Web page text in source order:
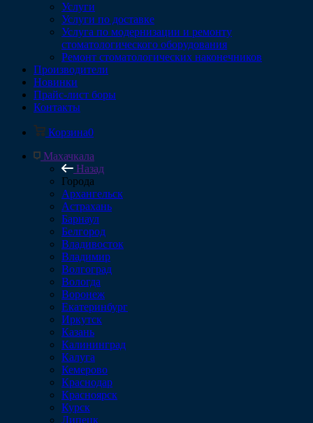
Услуги
Услуги по доставке
Услуга по модернизации и ремонту
стоматологического оборудования
Ремонт стоматологических наконечников
Производители
Новинки
Прайс-лист боры
Контакты
Корзина0
Махачкала
Назад
Города
Архангельск
Астрахань
Барнаул
Белгород
Владивосток
Владимир
Волгоград
Вологда
Воронеж
Екатеринбург
Иркутск
Казань
Калининград
Калуга
Кемерово
Краснодар
Красноярск
Курск
Липецк